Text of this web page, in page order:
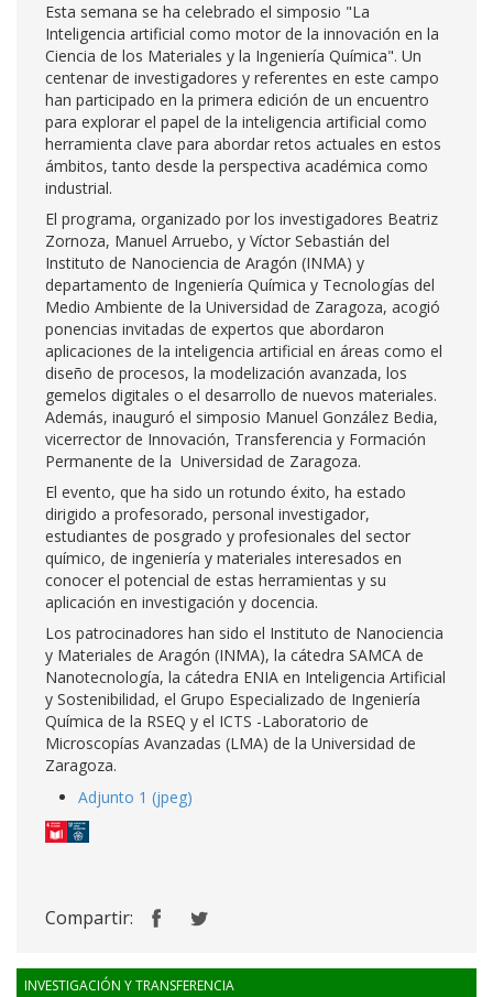
Esta semana se ha celebrado el simposio "La
Inteligencia artificial como motor de la innovación en la
Ciencia de los Materiales y la Ingeniería Química". Un
centenar de investigadores y referentes en este campo
han participado en la primera edición de un encuentro
para explorar el papel de la inteligencia artificial como
herramienta clave para abordar retos actuales en estos
ámbitos, tanto desde la perspectiva académica como
industrial.
El programa, organizado por los investigadores Beatriz
Zornoza, Manuel Arruebo, y Víctor Sebastián del
Instituto de Nanociencia de Aragón (INMA) y
departamento de Ingeniería Química y Tecnologías del
Medio Ambiente de la Universidad de Zaragoza, acogió
ponencias invitadas de expertos que abordaron
aplicaciones de la inteligencia artificial en áreas como el
diseño de procesos, la modelización avanzada, los
gemelos digitales o el desarrollo de nuevos materiales.
Además, inauguró el simposio Manuel González Bedia,
vicerrector de Innovación, Transferencia y Formación
Permanente de la Universidad de Zaragoza.
El evento, que ha sido un rotundo éxito, ha estado
dirigido a profesorado, personal investigador,
estudiantes de posgrado y profesionales del sector
químico, de ingeniería y materiales interesados en
conocer el potencial de estas herramientas y su
aplicación en investigación y docencia.
Los patrocinadores han sido el Instituto de Nanociencia
y Materiales de Aragón (INMA), la cátedra SAMCA de
Nanotecnología, la cátedra ENIA en Inteligencia Artificial
y Sostenibilidad, el Grupo Especializado de Ingeniería
Química de la RSEQ y el ICTS -Laboratorio de
Microscopías Avanzadas (LMA) de la Universidad de
Zaragoza.
Adjunto 1 (jpeg)
Compartir:
INVESTIGACIÓN Y TRANSFERENCIA